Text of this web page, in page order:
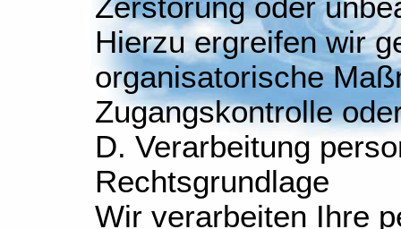
Zerstörung oder
Hierzu ergreifen wir
organisatorische
Zugangskontrolle
D. Verarbeitung
Rechtsgrundlage
Wir verarbeiten Ihre